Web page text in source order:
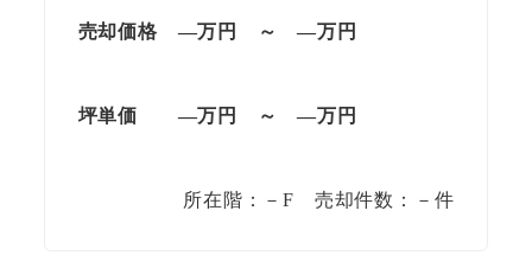
売却価格 —万円 ～ —万円
坪単価 —万円 ～—万円
所在階：－F 売却件数：－件